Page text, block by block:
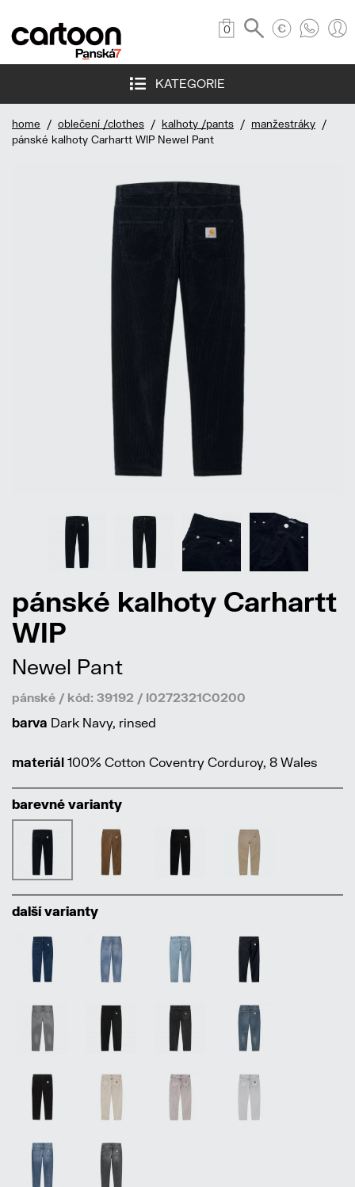
0
KATEGORIE
home / oblečení /clothes / kalhoty /pants / manžestráky /
pánské kalhoty Carhartt WIP Newel Pant
pánské kalhoty Carhartt
WIP
Newel Pant
pánské / kód: 39192 / I0272321C0200
barva Dark Navy, rinsed
materiál 100% Cotton Coventry Corduroy, 8 Wales
barevné varianty
další varianty